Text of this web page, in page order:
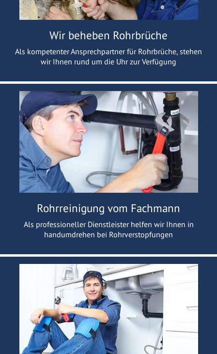
Wir beheben Rohrbrüche
Als kompetenter Ansprechpartner für Rohrbrüche, stehen
wir Ihnen rund um die Uhr zur Verfügung
Rohrreinigung vom Fachmann
Als professioneller Dienstleister helfen wir Ihnen in
handumdrehen bei Rohrverstopfungen